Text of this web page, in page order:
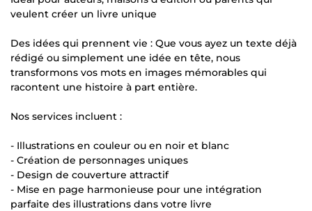
veulent créer un livre unique
Des idées qui prennent vie : Que vous ayez un texte déjà
rédigé ou simplement une idée en tête, nous
transformons vos mots en images mémorables qui
racontent une histoire à part entière.
Nos services incluent :
- Illustrations en couleur ou en noir et blanc
- Création de personnages uniques
- Design de couverture attractif
- Mise en page harmonieuse pour une intégration
parfaite des illustrations dans votre livre